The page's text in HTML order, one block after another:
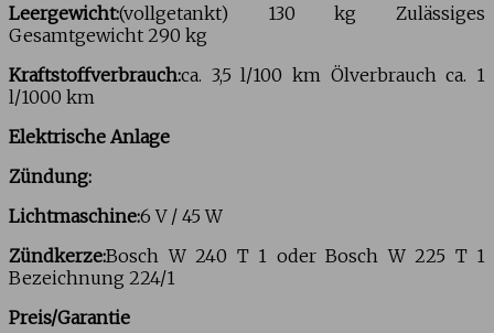
Leergewicht:(vollgetankt) 130 kg Zulässiges
Gesamtgewicht 290 kg
Kraftstoffverbrauch:ca. 3,5 l/100 km Ölverbrauch ca. 1
l/1000 km
Elektrische Anlage
Zündung:
Lichtmaschine:6 V / 45 W
Zündkerze:Bosch W 240 T 1 oder Bosch W 225 T 1
Bezeichnung 224/1
Preis/Garantie